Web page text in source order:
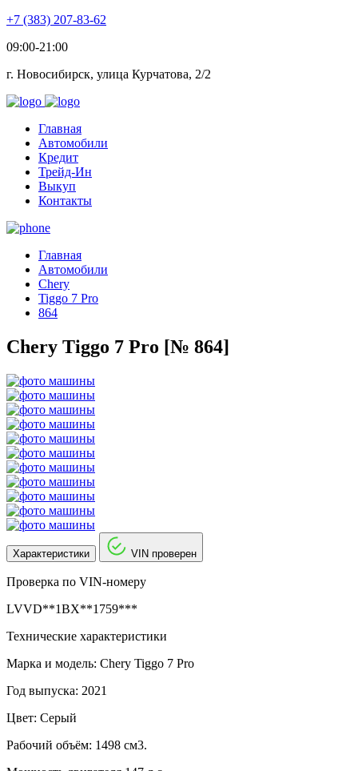
+7 (383) 207-83-62
09:00-21:00
г. Новосибирск, улица Курчатова, 2/2
Главная
Автомобили
Кредит
Трейд-Ин
Выкуп
Контакты
Главная
Автомобили
Chery
Tiggo 7 Pro
864
Chery Tiggo 7 Pro [№ 864]
Характеристики VIN проверен
Проверка по VIN-номеру
LVVD**1BX**1759***
Технические характеристики
Марка и модель: Chery Tiggo 7 Pro
Год выпуска: 2021
Цвет: Серый
Рабочий объём: 1498 см3.